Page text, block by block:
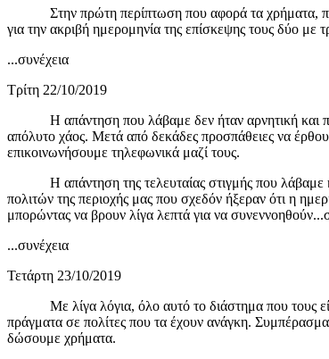
Στην πρώτη περίπτωση που αφορά τα χρήματα,
για την ακριβή ημερομηνία της επίσκεψης τους δύο με
...συνέχεια
Τρίτη 22/10/2019
Η απάντηση που λάβαμε δεν ήταν αρνητική και
απόλυτο χάος. Μετά από δεκάδες προσπάθειες να
επικοινωνήσουμε τηλεφωνικά μαζί τους.
Η απάντηση της τελευταίας στιγμής που λάβαμε
πολιτών της περιοχής μας που σχεδόν ήξεραν ότι η
μπορώντας να βρουν λίγα λεπτά για να
...συνέχεια
Τετάρτη 23/10/2019
Με λίγα λόγια, όλο αυτό το διάστημα που τους
πράγματα σε πολίτες που τα έχουν ανάγκη.
δώσουμε χρήματα.